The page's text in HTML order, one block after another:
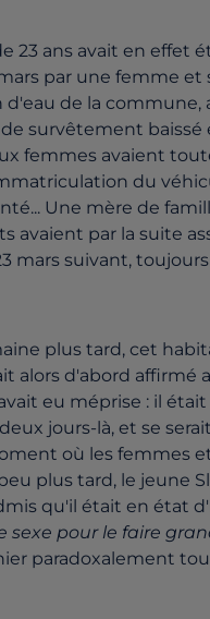
23 ans avait en effet
par une femme et
de la commune,
survêtement baissé
femmes avaient
du
Une mère de
avaient par la suite
mars suivant,
plus tard, cet
alors d'abord affirmé
eu méprise : il
jours-là, et se
où les femmes
plus tard, le jeune
qu'il était en état
sexe pour le faire
paradoxalement